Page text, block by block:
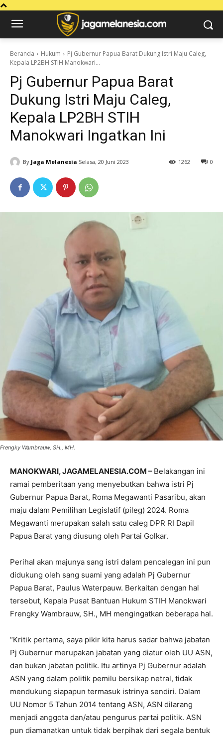
Beranda Hukum
Pj Gubernur Papua Barat Dukung Istri Maju Caleg,
Kepala LP2BH STIH Manokwari...
Pj Gubernur Papua Barat
Dukung Istri Maju Caleg,
Kepala LP2BH STIH
Manokwari Ingatkan Ini
By Jaga Melanesia Selasa, 20 Juni 2023 0
1262
Frengky Wambrauw, SH., MH.
MANOKWARI, JAGAMELANESIA.COM – Belakangan ini
ramai pemberitaan yang menyebutkan bahwa istri Pj
Gubernur Papua Barat, Roma Megawanti Pasaribu, akan
maju dalam Pemilihan Legislatif (pileg) 2024. Roma
Megawanti merupakan salah satu caleg DPR RI Dapil
Papua Barat yang diusung oleh Partai Golkar.
Perihal akan majunya sang istri dalam pencalegan ini pun
didukung oleh sang suami yang adalah Pj Gubernur
Papua Barat, Paulus Waterpauw. Berkaitan dengan hal
tersebut, Kepala Pusat Bantuan Hukum STIH Manokwari
Frengky Wambrauw, SH., MH mengingatkan beberapa hal.
“Kritik pertama, saya pikir kita harus sadar bahwa jabatan
Pj Gubernur merupakan jabatan yang diatur oleh UU ASN,
dan bukan jabatan politik. Itu artinya Pj Gubernur adalah
ASN yang dalam politik pemilu bersikap netral, tidak
mendukung siapapun termasuk istrinya sendiri. Dalam
UU Nomor 5 Tahun 2014 tentang ASN, ASN dilarang
menjadi anggota dan/atau pengurus partai politik. ASN
pun diamanatkan untuk tidak berpihak dari segala bentuk